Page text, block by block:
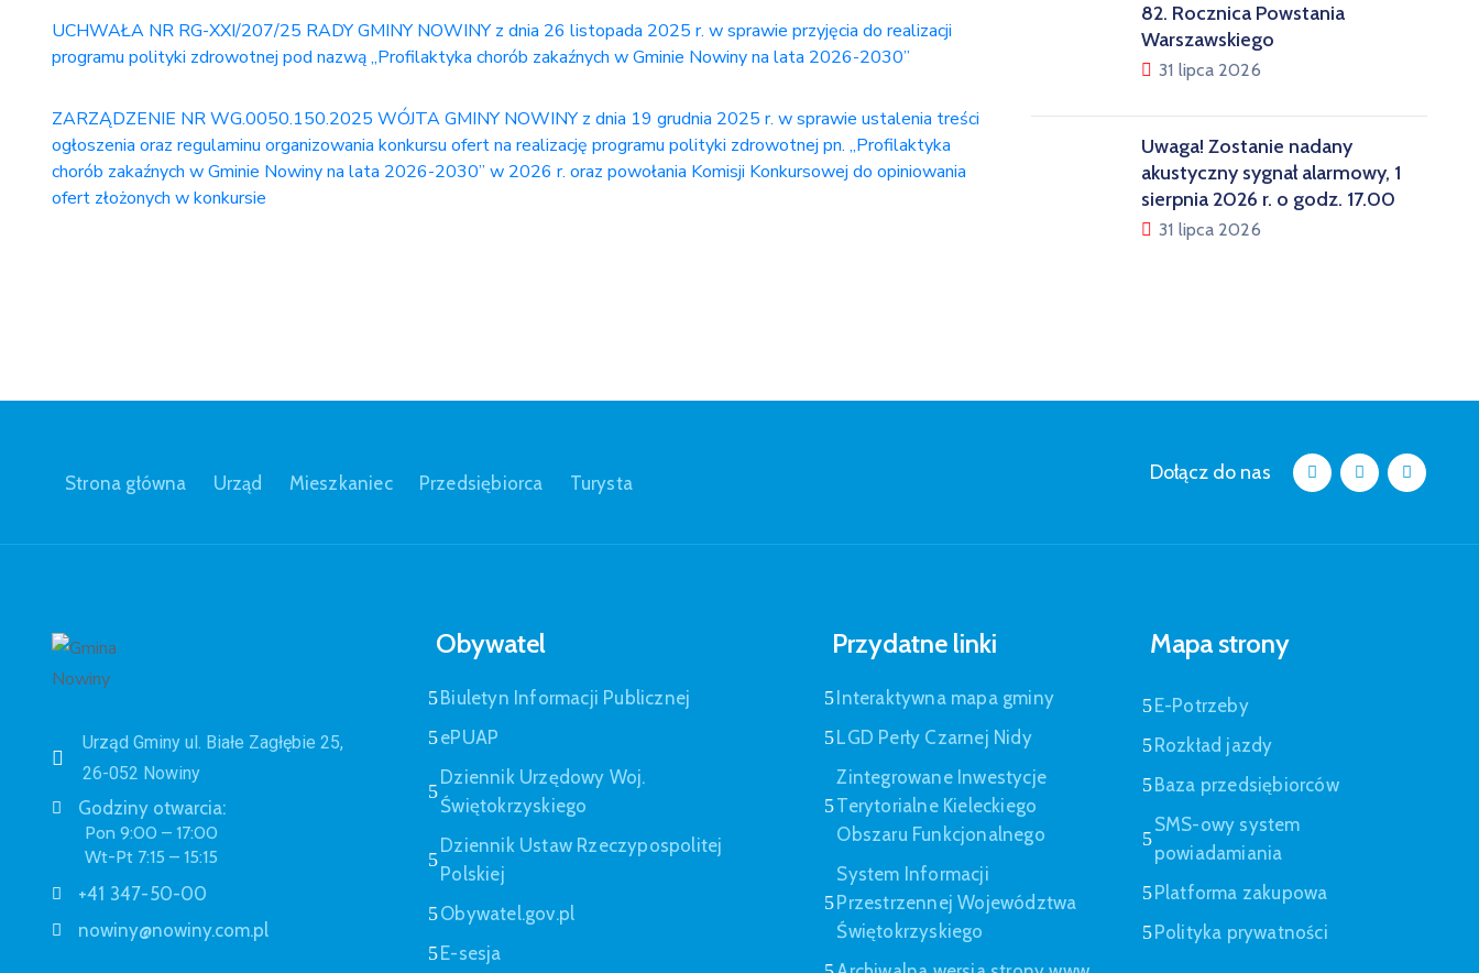
UCHWAŁA NR RG-XXI/207/25 RADY GMINY NOWINY z dnia 26 listopada 2025 r. w sprawie przyjęcia do realizacji
programu polityki zdrowotnej pod nazwą „Profilaktyka chorób zakaźnych w Gminie Nowiny na lata 2026-2030”
ZARZĄDZENIE NR WG.0050.150.2025 WÓJTA GMINY NOWINY z dnia 19 grudnia 2025 r. w sprawie ustalenia treści
ogłoszenia oraz regulaminu organizowania konkursu ofert na realizację programu polityki zdrowotnej pn. „Profilaktyka
chorób zakaźnych w Gminie Nowiny na lata 2026-2030” w 2026 r. oraz powołania Komisji Konkursowej do opiniowania
ofert złożonych w konkursie
82. Rocznica Powstania
Warszawskiego
31 lipca 2026
Uwaga! Zostanie nadany
akustyczny sygnał alarmowy, 1
sierpnia 2026 r. o godz. 17.00
31 lipca 2026
Strona główna Urząd Mieszkaniec Przedsiębiorca Turysta Dołącz do nas
Urząd Gminy ul. Białe Zagłębie 25,
26-052 Nowiny
Godziny otwarcia:
Pon 9:00 – 17:00
Wt-Pt 7:15 – 15:15
+41 347-50-00
nowiny@nowiny.com.pl
Obywatel
Biuletyn Informacji Publicznej
ePUAP
Dziennik Urzędowy Woj.
Świętokrzyskiego
Dziennik Ustaw Rzeczypospolitej
Polskiej
Obywatel.gov.pl
E-sesja
Przydatne linki
Interaktywna mapa gminy
LGD Perły Czarnej Nidy
Zintegrowane Inwestycje
Terytorialne Kieleckiego
Obszaru Funkcjonalnego
System Informacji
Przestrzennej Województwa
Świętokrzyskiego
Mapa strony
E-Potrzeby
Rozkład jazdy
Baza przedsiębiorców
SMS-owy system
powiadamiania
Platforma zakupowa
Polityka prywatności